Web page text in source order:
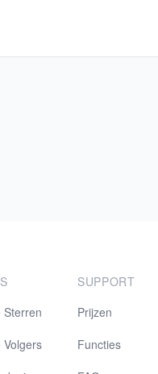
Sterren
SUPPORT
Prijzen
Functies